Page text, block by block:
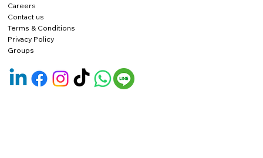
Careers
Contact us
Terms & Conditions
Privacy Policy
Groups